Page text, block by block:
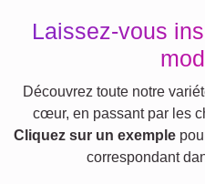
Laissez-vous
Découvrez toute notre
cœur, en passant par les
Cliquez sur un exemple
correspondant